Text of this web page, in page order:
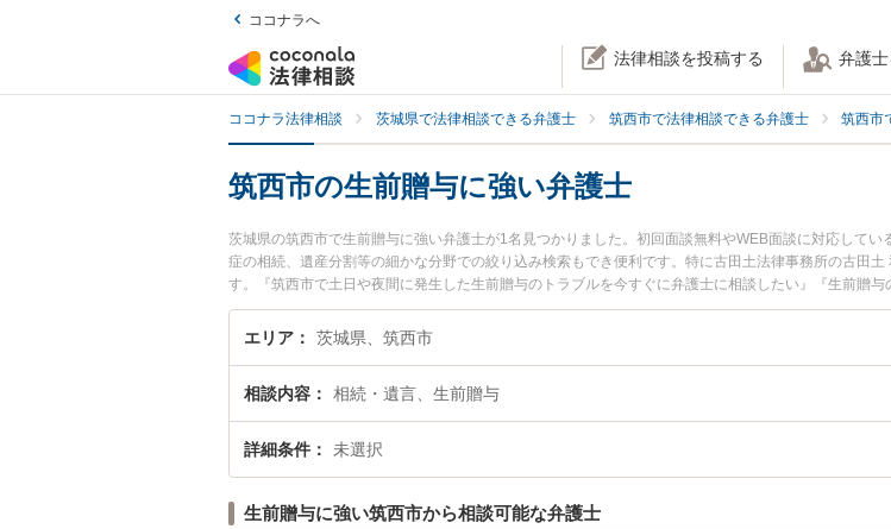
ココナラへ
法律相談を投稿する 弁護
ココナラ法律相談 茨城県で法律相談できる弁護士 筑西市で法律相談できる弁護士 筑西市
筑西市の生前贈与に強い弁護士
茨城県の筑西市で生前贈与に強い弁護士が1名見つかりました。初回面談無料やWEB面談に対応して
症の相続、遺産分割等の細かな分野での絞り込み検索もでき便利です。特に古田土法律事務所の古田
す。『筑西市で土日や夜間に発生した生前贈与のトラブルを今すぐに弁護士に相談したい』『生前贈
生前贈与を法律相談できる筑西市内の弁護士に相談予約したい』などでお困りの相談者さんにおすすめ
エリア 茨城県、筑西市
相談内容 相続・遺言、生前贈与
詳細条件 未選択
生前贈与に強い筑西市から相談可能な弁護士